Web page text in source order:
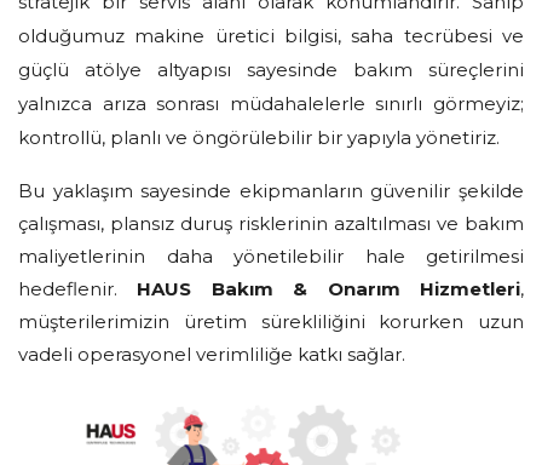
olduğumuz makine üretici bilgisi, saha tecrübesi ve
güçlü atölye altyapısı sayesinde bakım süreçlerini
yalnızca arıza sonrası müdahalelerle sınırlı görmeyiz;
kontrollü, planlı ve öngörülebilir bir yapıyla yönetiriz.
Bu yaklaşım sayesinde ekipmanların güvenilir şekilde
çalışması, plansız duruş risklerinin azaltılması ve bakım
maliyetlerinin daha yönetilebilir hale getirilmesi
hedeflenir. HAUS Bakım & Onarım Hizmetleri,
müşterilerimizin üretim sürekliliğini korurken uzun
vadeli operasyonel verimliliğe katkı sağlar.